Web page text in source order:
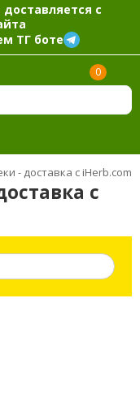
с
ТГ боте
0
- доставка с iHerb.com
с